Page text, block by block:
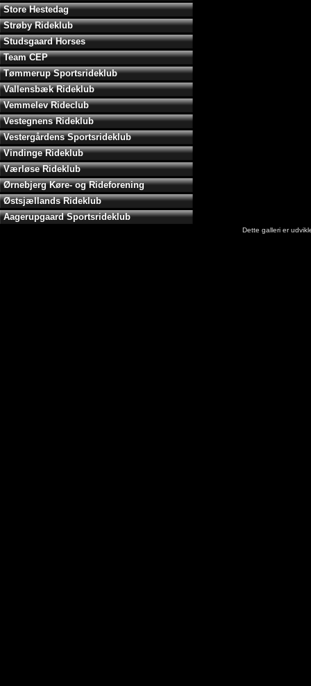
Store Hestedag
Strøby Rideklub
Studsgaard Horses
Team CEP
Tømmerup Sportsrideklub
Vallensbæk Rideklub
Vemmelev Rideclub
Vestegnens Rideklub
Vestergårdens Sportsrideklub
Vindinge Rideklub
Værløse Rideklub
Ørnebjerg Køre- og Rideforening
Østsjællands Rideklub
Aagerupgaard Sportsrideklub
Dette galleri er